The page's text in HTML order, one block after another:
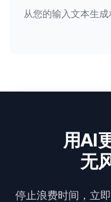
从您的输入文本生
用AI
无
停止浪费时间，立